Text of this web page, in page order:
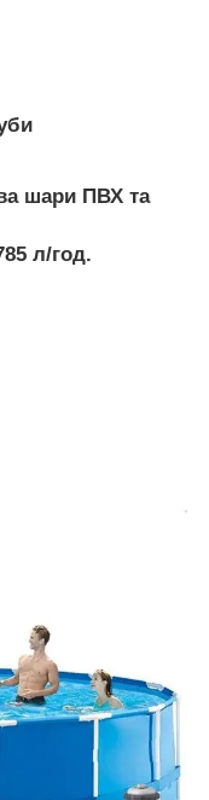
шари ПВХ та
л/год.